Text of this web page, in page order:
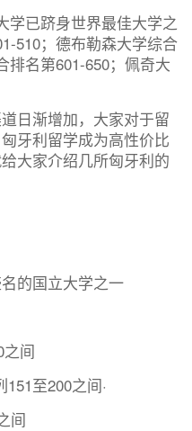
学已跻身世界最佳大学之
510；德布勒森大学综合
排名第601-650；佩奇大
日渐增加，大家对于留
牙利留学成为高性价比
大家介绍几所匈牙利的
的国立大学之一
间
至200之间·
间